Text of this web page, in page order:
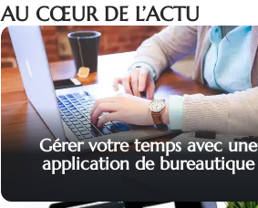
AU CŒUR DE L’ACTU
Gérer votre temps avec une
application de bureautique